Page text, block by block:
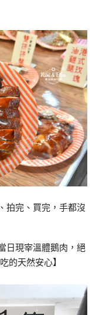
拍完、買完，手都沒
日現宰溫體鵝肉，絕
的天然安心】